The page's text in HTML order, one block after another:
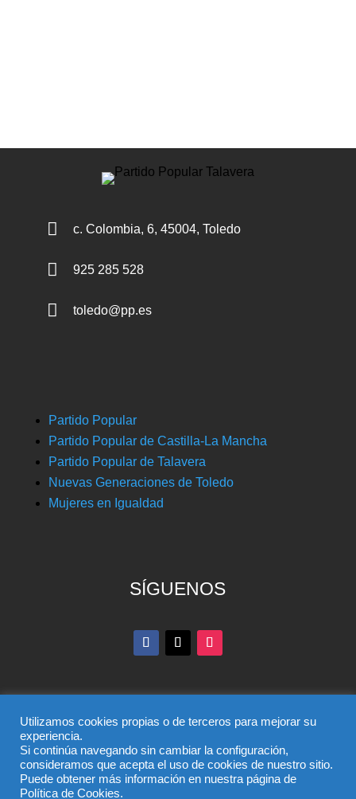
 c. Colombia, 6, 45004, Toledo
 925 285 528
 toledo@pp.es
Partido Popular
Partido Popular de Castilla-La Mancha
Partido Popular de Talavera
Nuevas Generaciones de Toledo
Mujeres en Igualdad
SÍGUENOS
© Partido Popular de Toledo – C/ Colombia, 6, 45004,
Toledo, Teléfono 925 285 528
Utilizamos cookies propias o de terceros para mejorar su
experiencia.
Si continúa navegando sin cambiar la configuración,
consideramos que acepta el uso de cookies de nuestro sitio.
Puede obtener más información en nuestra página de
Política de Cookies.